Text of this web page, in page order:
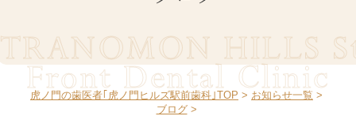
TRANOMON HILLS
Front Dental Clinic
虎ノ門の歯医者｢虎ノ門ヒルズ駅前歯科｣TOP
お知らせ一覧
ブログ